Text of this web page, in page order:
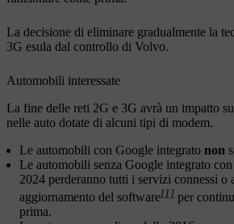
La decisione di eliminare gradualmente la
3G esula dal controllo di Volvo.
Automobili interessate
La fine delle reti 2G e 3G avrà un impatto
nelle auto dotate di alcuni tipi di modem.
Le automobili con Google integrato non
Le automobili senza Google integrato
2024 perderanno tutti i servizi connessi o
aggiornamento del software[1] per
prima.